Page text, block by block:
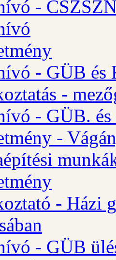
-
- GÜB és
-
- GÜB.
-
- Házi
- GÜB